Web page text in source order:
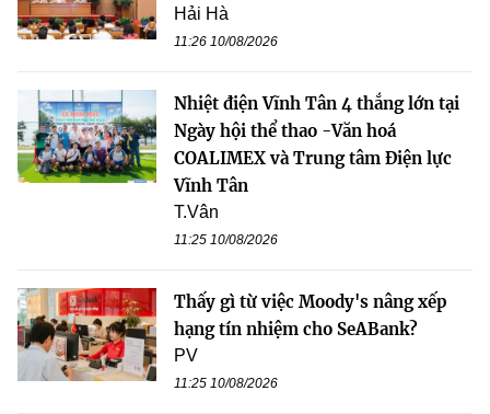
Hải Hà
11:26 10/08/2026
Nhiệt điện Vĩnh Tân 4 thắng lớn tại
Ngày hội thể thao -Văn hoá
COALIMEX và Trung tâm Điện lực
Vĩnh Tân
T.Vân
11:25 10/08/2026
Thấy gì từ việc Moody's nâng xếp
hạng tín nhiệm cho SeABank?
PV
11:25 10/08/2026